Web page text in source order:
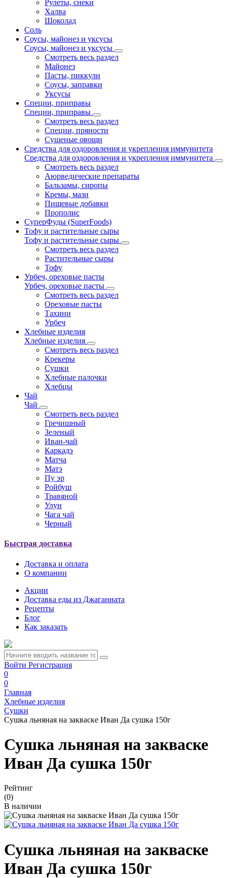
Рулеты, снеки
Халва
Шоколад
Соль
Соусы, майонез и уксусы
Соусы, майонез и уксусы
Смотреть весь раздел
Майонез
Пасты, пиккули
Соусы, заправки
Уксусы
Специи, приправы
Специи, приправы
Смотреть весь раздел
Специи, пряности
Сушеные овощи
Средства для оздоровления и укрепления иммунитета
Средства для оздоровления и укрепления иммунитета
Смотреть весь раздел
Аюрведические препараты
Бальзамы, сиропы
Кремы, мази
Пищевые добавки
Прополис
СуперФуды (SuperFoods)
Тофу и растительные сыры
Тофу и растительные сыры
Смотреть весь раздел
Растительные сыры
Тофу
Урбеч, ореховые пасты
Урбеч, ореховые пасты
Смотреть весь раздел
Ореховые пасты
Тахини
Урбеч
Хлебные изделия
Хлебные изделия
Смотреть весь раздел
Крекеры
Сушки
Хлебные палочки
Хлебцы
Чай
Чай
Смотреть весь раздел
Гречишный
Зеленый
Иван-чай
Каркадэ
Матча
Матэ
Пу эр
Ройбуш
Травяной
Улун
Чага чай
Черный
Быстрая доставка
Доставка и оплата
О компании
Акции
Доставка еды из Джаганната
Рецепты
Блог
Как заказать
Войти Регистрация
0
0
Главная
Хлебные изделия
Сушки
Сушка льняная на закваске Иван Да сушка 150г
Сушка льняная на закваске
Иван Да сушка 150г
Рейтинг
(0)
В наличии
Сушка льняная на закваске
Иван Да сушка 150г